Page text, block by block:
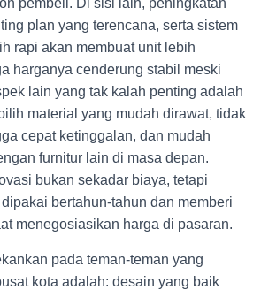
pembeli. Di sisi lain, peningkatan
plan yang terencana, serta sistem
rapi akan membuat unit lebih
harganya cenderung stabil meski
lain yang tak kalah penting adalah
material yang mudah dirawat, tidak
cepat ketinggalan, dan mudah
furnitur lain di masa depan.
bukan sekadar biaya, tetapi
bertahun-tahun dan memberi
menegosiasikan harga di pasaran.
pada teman-teman yang
kota adalah: desain yang baik